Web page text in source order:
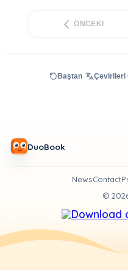
ÖNCEKI
Baştan Çevirileri
DuoBook
NewsContact
©